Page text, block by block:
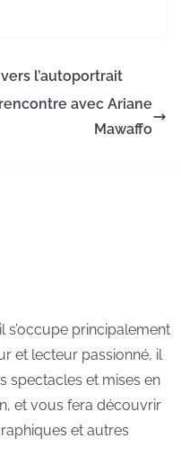
l’autoportrait
avec Ariane
Mawaffo
s’occupe principalement
et lecteur passionné, il
spectacles et mises en
et vous fera découvrir
et autres